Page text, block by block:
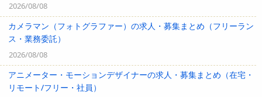
2026/08/08
カメラマン（フォトグラファー）の求人・募集まとめ（フリーラン
ス・業務委託）
2026/08/08
アニメーター・モーションデザイナーの求人・募集まとめ（在宅・
リモート/フリー・社員）